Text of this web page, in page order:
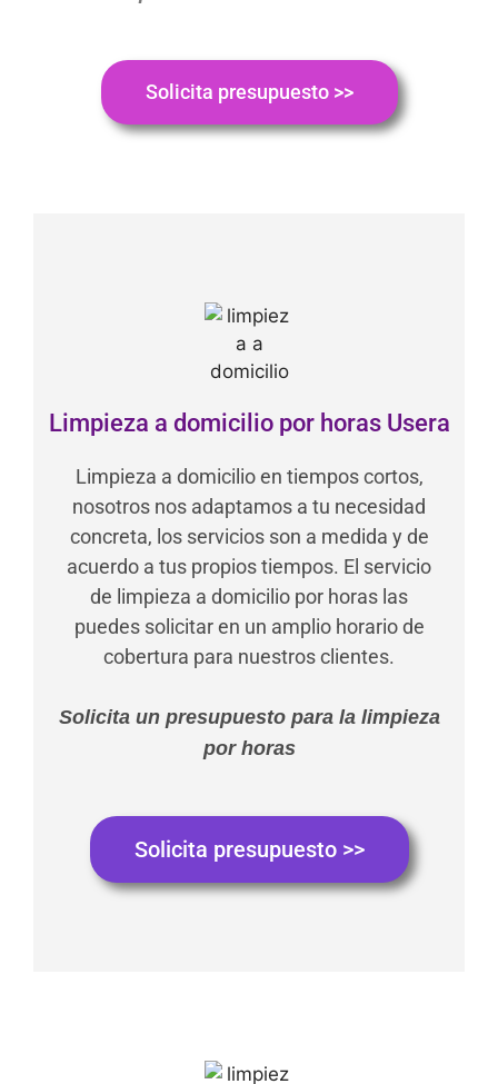
Solicita presupuesto >>
Limpieza a domicilio por horas Usera
Limpieza a domicilio en tiempos cortos,
nosotros nos adaptamos a tu necesidad
concreta, los servicios son a medida y de
acuerdo a tus propios tiempos. El servicio
de limpieza a domicilio por horas las
puedes solicitar en un amplio horario de
cobertura para nuestros clientes.
Solicita un presupuesto para la limpieza
por horas
Solicita presupuesto >>